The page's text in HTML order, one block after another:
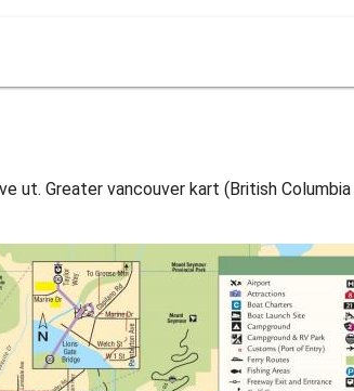
ut. Greater vancouver kart (British